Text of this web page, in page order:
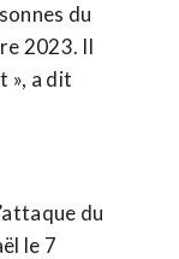
du
2023. Il
», a dit
du
le 7